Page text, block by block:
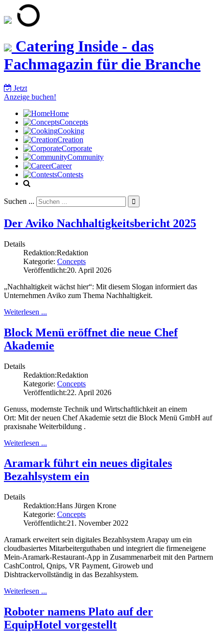
Catering Inside - das
Fachmagazin für die Branche
Jetzt
Anzeige buchen!
Home
Concepts
Cooking
Creation
Corporate
Community
Career
Contests
Suchen ... 
Der Aviko Nachhaltigkeitsbericht 2025
Details
Redaktion:Redaktion
Kategorie: Concepts
Veröffentlicht:20. April 2026
„Nachhaltigkeit wächst hier“: Mit diesem Slogan informiert das
Unternehmen Aviko zum Thema Nachhaltigkeit.
Weiterlesen ...
Block Menü eröffnet die neue Chef
Akademie
Details
Redaktion:Redaktion
Kategorie: Concepts
Veröffentlicht:22. April 2026
Genuss, modernste Technik und Wirtschaftlichkeit an einem
Ort: Mit der neuen Chef Akademie setzt die Block Menü GmbH auf
praxisnahe Weiterbildung .
Weiterlesen ...
Aramark führt ein neues digitales
Bezahlsystem ein
Details
Redaktion:Hans Jürgen Krone
Kategorie: Concepts
Veröffentlicht:21. November 2022
Aramark erweitert sein digitales Bezahlsystem Arapay um ein
cloudbasiertes Mitarbeiterguthaben und integriert die firmeneigene
Mein-Aramark-Restaurant-App in Zusammenarbeit mit den Partnern
CashControl, Qnips, VR Payment, Giroweb und
Dishtrackervollständig in das Bezahlsystem.
Weiterlesen ...
Roboter namens Plato auf der
EquipHotel vorgestellt